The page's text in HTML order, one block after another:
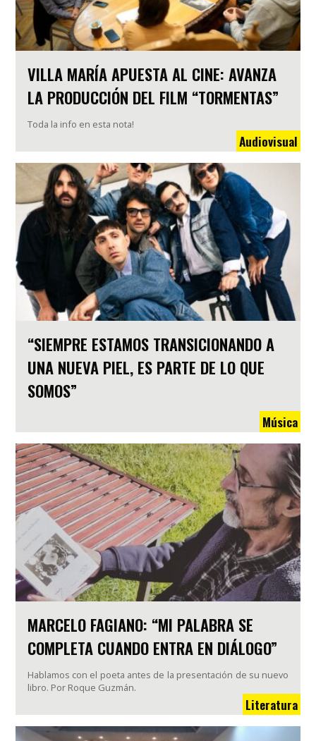
VILLA MARÍA APUESTA AL CINE: AVANZA
LA PRODUCCIÓN DEL FILM “TORMENTAS”
Toda la info en esta nota!
Audiovisual
“SIEMPRE ESTAMOS TRANSICIONANDO A
UNA NUEVA PIEL, ES PARTE DE LO QUE
SOMOS”
Música
MARCELO FAGIANO: “MI PALABRA SE
COMPLETA CUANDO ENTRA EN DIÁLOGO”
Hablamos con el poeta antes de la presentación de su nuevo
libro. Por Roque Guzmán.
Literatura